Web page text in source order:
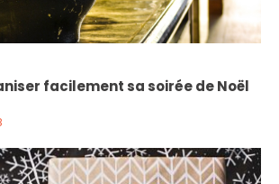
facilement sa soirée de Noël